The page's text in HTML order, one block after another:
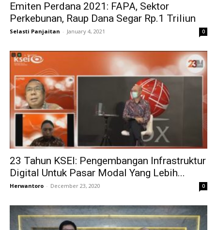
Emiten Perdana 2021: FAPA, Sektor
Perkebunan, Raup Dana Segar Rp.1 Triliun
Selasti Panjaitan - January 4, 2021 0
23 Tahun KSEI: Pengembangan Infrastruktur
Digital Untuk Pasar Modal Yang Lebih...
Herwantoro - December 23, 2020 0